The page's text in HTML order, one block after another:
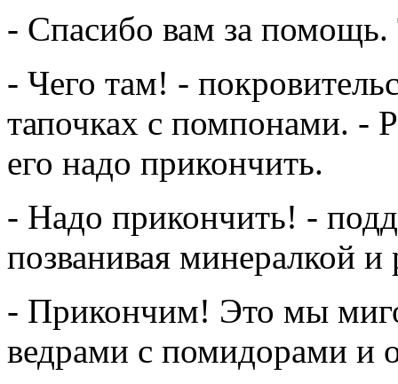
- Спасибо вам за помощь.
- Чего там! -
тапочках с помпонами. -
его надо прикончить.
- Надо прикончить! -
позванивая минералкой и
- Прикончим! Это мы
ведрами с помидорами и